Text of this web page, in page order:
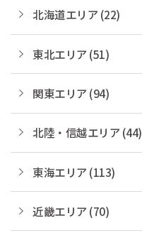
北海道エリア (22)
東北エリア (51)
関東エリア (94)
北陸・信越エリア (44)
東海エリア (113)
近畿エリア (70)